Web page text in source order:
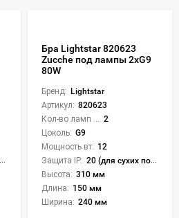
Бра Lightstar 820623
Zucche под лампы 2xG9
80W
Бренд: Lightstar
Артикул: 820623
2
Цоколь: G9
Мощность вт: 12
Защита IP: 20 (для сухих пом.)
Высота: 310 мм
Длина: 150 мм
Ширина: 240 мм